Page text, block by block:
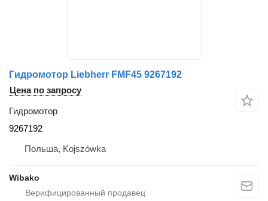
Гидромотор Liebherr FMF45 9267192
Цена по запросу
Гидромотор
9267192
Польша, Kojszówka
Wibako